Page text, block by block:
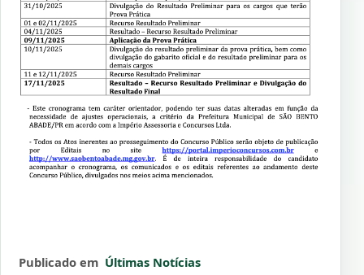
Publicado em Últimas Notícias